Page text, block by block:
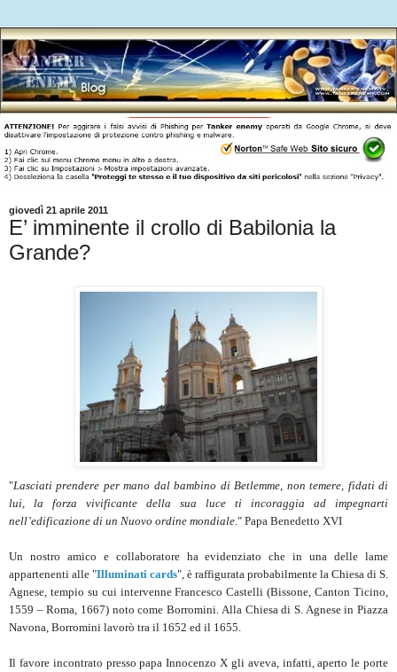
giovedì 21 aprile 2011
E’ imminente il crollo di Babilonia la
Grande?
"Lasciati prendere per mano dal bambino di Betlemme, non temere, fidati di
lui, la forza vivificante della sua luce ti incoraggia ad impegnarti
nell’edificazione di un Nuovo ordine mondiale ." Papa Benedetto XVI
Un nostro amico e collaboratore ha evidenziato che in una delle lame
appartenenti alle "Illuminati cards", è raffigurata probabilmente la Chiesa di S.
Agnese, tempio su cui intervenne Francesco Castelli (Bissone, Canton Ticino,
1559 – Roma, 1667) noto come Borromini. Alla Chiesa di S. Agnese in Piazza
Navona, Borromini lavorò tra il 1652 ed il 1655.
Il favore incontrato presso papa Innocenzo X gli aveva, infatti, aperto le porte